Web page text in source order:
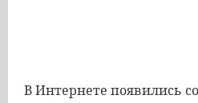
В Интернете появились